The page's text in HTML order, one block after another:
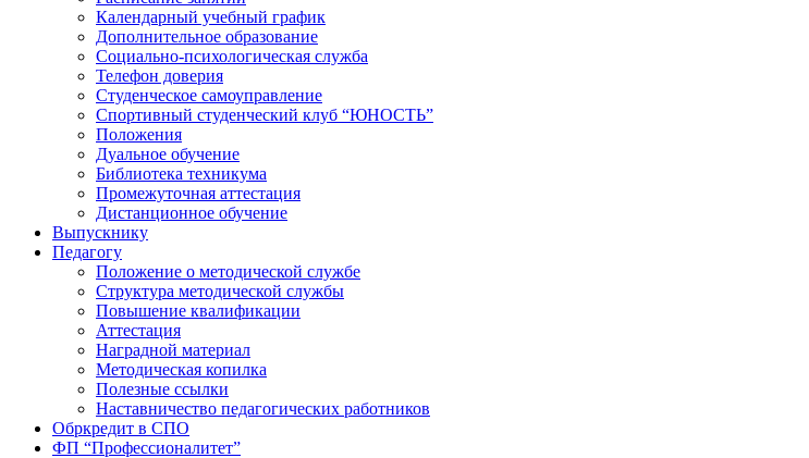
Календарный учебный график
Дополнительное образование
Социально-психологическая служба
Телефон доверия
Студенческое самоуправление
Спортивный студенческий клуб “ЮНОСТЬ”
Положения
Дуальное обучение
Библиотека техникума
Промежуточная аттестация
Дистанционное обучение
Выпускнику
Педагогу
Положение о методической службе
Структура методической службы
Повышение квалификации
Аттестация
Наградной материал
Методическая копилка
Полезные ссылки
Наставничество педагогических работников
Обркредит в СПО
ФП “Профессионалитет”